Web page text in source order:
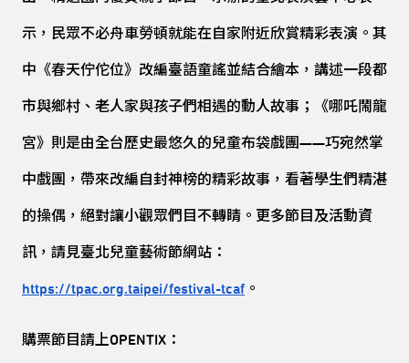
示，民眾不必舟車勞頓就能在自家附近欣賞精彩表演。其
中《春天佇佗位》改編臺語童謠並結合繪本，講述一段都
市與鄉村、老人家與孩子們相遇的動人故事；《哪吒鬧龍
宮》則是由全台歷史最悠久的兒童布袋戲團——巧宛然掌
中戲團，帶來改編自封神榜的精彩故事，看著學生們精湛
的操偶，絕對讓小觀眾們目不轉睛。更多節目及活動資
訊，請見臺北兒童藝術節網站：
https://tpac.org.taipei/festival-tcaf 。
購票節目請上OPENTIX：